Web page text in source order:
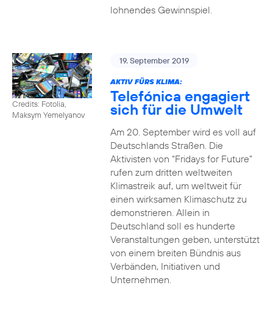
lohnendes Gewinnspiel.
Credits: Fotolia,
Maksym Yemelyanov
19. September 2019
AKTIV FÜRS KLIMA:
Telefónica engagiert
sich für die Umwelt
Am 20. September wird es voll auf
Deutschlands Straßen. Die
Aktivisten von “Fridays for Future”
rufen zum dritten weltweiten
Klimastreik auf, um weltweit für
einen wirksamen Klimaschutz zu
demonstrieren. Allein in
Deutschland soll es hunderte
Veranstaltungen geben, unterstützt
von einem breiten Bündnis aus
Verbänden, Initiativen und
Unternehmen.